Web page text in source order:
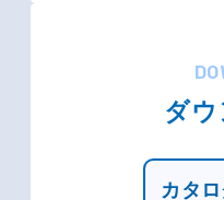
ダウ
カタ